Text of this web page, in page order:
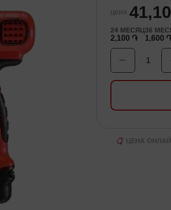
ЦЕНА
24 МЕСЯЦ
2,100 ֏
36
1,600
1
ЦЕНА